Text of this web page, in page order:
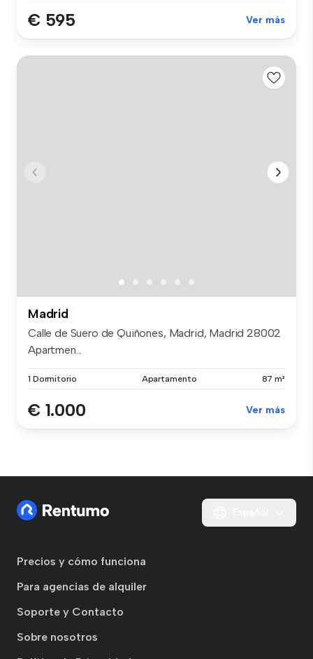
€ 595 Ver más
Madrid
Calle de Suero de Quiñones, Madrid, Madrid 28002
Apartmen...
1 Dormitorio Apartamento 87 m²
€ 1.000 Ver más
Precios y cómo funciona
Para agencias de alquiler
Soporte y Contacto
Sobre nosotros